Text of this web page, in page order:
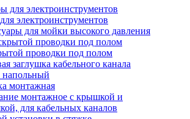
электроинструментов
для мойки высокого давления
проводки под полом
заглушка кабельного канала
монтажная
монтажное с крышкой и
для кабельных каналов